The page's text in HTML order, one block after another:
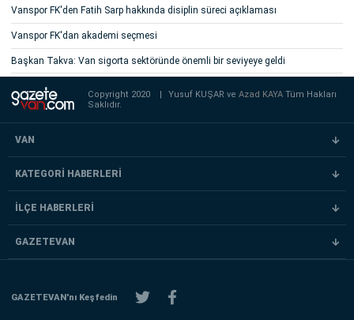
Vanspor FK'den Fatih Sarp hakkında disiplin süreci açıklaması
Vanspor FK'dan akademi seçmesi
Başkan Takva: Van sigorta sektöründe önemli bir seviyeye geldi
Copyright 2020 Yusuf KUŞAR veAzad KAYATüm Hakları
Saklıdır.
VAN
KATEGORİ HABERLERİ
İLÇE HABERLERİ
GAZETEVAN
GAZETEVAN'nı Keşfedin